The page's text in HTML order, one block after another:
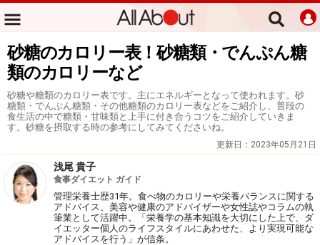
砂糖のカロリー表！砂糖類・でんぷん糖
類のカロリーなど
砂糖や糖類のカロリー表です。主にエネルギーとなって使われます。砂
糖類・でんぷん糖類・その他糖類のカロリー表などをご紹介し、普段の
食生活の中で糖類・甘味類と上手に付き合うコツをご紹介していきま
す。砂糖を摂取する時の参考にしてみてくださいね。
更新日： 2023年05月21日
浅尾 貴子
食事ダイエット ガイド
管理栄養士歴31年。食べ物のカロリーや栄養バランスに関する
アドバイス、美容や健康のアドバイザーや女性誌やコラムの執
筆業として活躍中。「栄養学の基本知識を大切にした上で、ダ
イエッター個人のライフスタイルにあわせた、より実現可能な
アドバイスを行う」が信条。